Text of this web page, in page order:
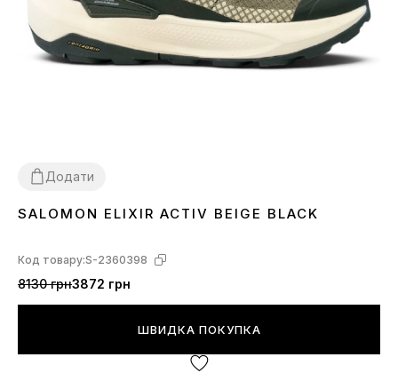
Додати
4243
SALOMON ELIXIR ACTIV BEIGE BLACK
Код товару:S-2360398
8130 грн3872 грн
ШВИДКА ПОКУПКА